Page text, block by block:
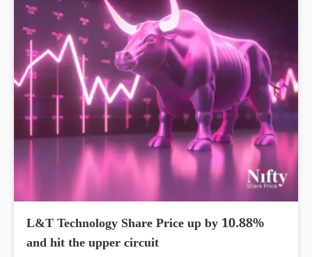
L&T Technology Share Price up by 10.88%
and hit the upper circuit